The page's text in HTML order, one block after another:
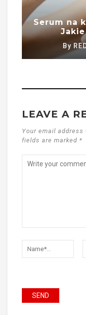
Serum na
By
LEAVE A
Your email
fields are marked *